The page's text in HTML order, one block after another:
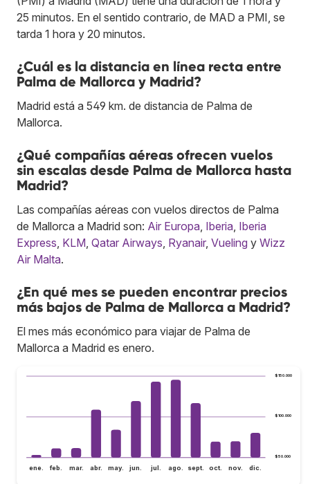
25 minutos. En el sentido contrario, de MAD a PMI, se
tarda 1 hora y 20 minutos.
¿Cuál es la distancia en línea recta entre
Palma de Mallorca y Madrid?
Madrid está a 549 km. de distancia de Palma de
Mallorca.
¿Qué compañías aéreas ofrecen vuelos
sin escalas desde Palma de Mallorca hasta
Madrid?
Las compañías aéreas con vuelos directos de Palma
de Mallorca a Madrid son: Air Europa Iberia Iberia
Express KLM Qatar Airways Ryanair, Vueling y Wizz
Air Malta.
¿En qué mes se pueden encontrar precios
más bajos de Palma de Mallorca a Madrid?
El mes más económico para viajar de Palma de
Mallorca a Madrid es enero.
$50.000
$100.000
$150.000
ene. feb. mar. abr. may. jun. jul. ago. sept. oct. nov. dic.